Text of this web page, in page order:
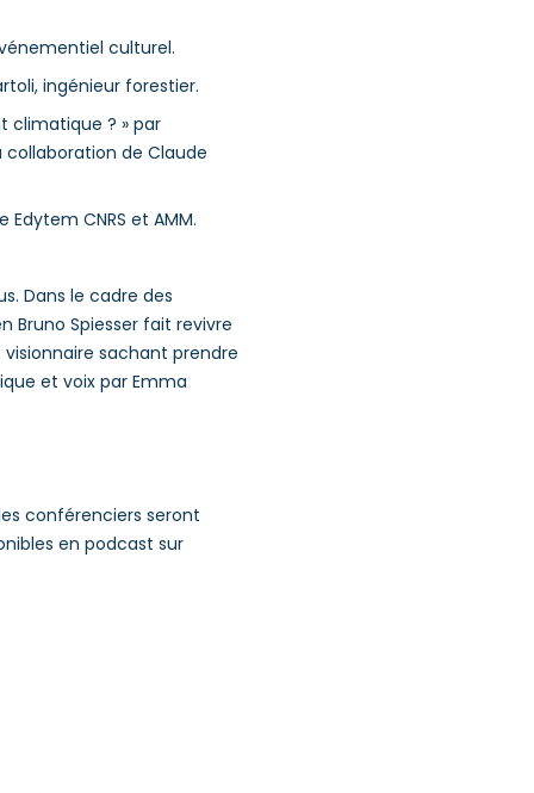
culturel.
ingénieur forestier.
climatique ? » par
collaboration de Claude
CNRS et AMM.
Dans le cadre des
Bruno Spiesser fait revivre
sachant prendre
et voix par Emma
conférenciers seront
en podcast sur